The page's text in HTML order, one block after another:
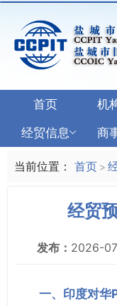
首页 机
经贸信息
商
当前位置： 首页 >
经贸
发布： 2026-
一、印度对华